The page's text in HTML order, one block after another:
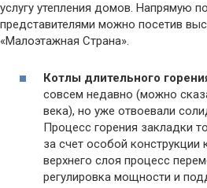
услугу утепления домов. Напрямую
представителями можно посетив
«Малоэтажная Страна».
Котлы длительного
совсем недавно (можно
века), но уже отвоевали
Процесс горения закладки
за счет особой конструкции
верхнего слоя процесс
регулировка мощности и